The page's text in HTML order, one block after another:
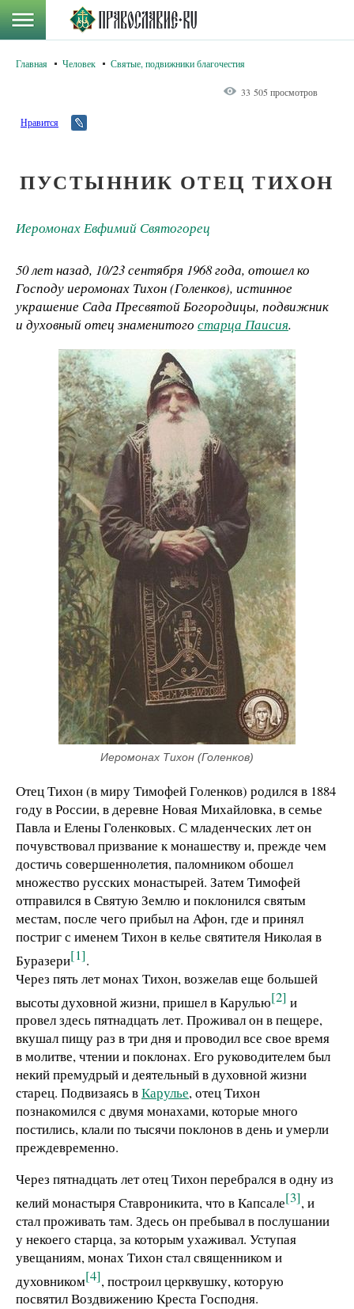
Главная Человек Святые, подвижники благочестия
33 505 просмотров
Нравится
ПУСТЫННИК ОТЕЦ ТИХОН
Иеромонах Евфимий Святогорец
50 лет назад, 10/23 сентября 1968 года, отошел ко
Господу иеромонах Тихон (Голенков), истинное
украшение Сада Пресвятой Богородицы, подвижник
и духовный отец знаменитого старца Паисия.
Иеромонах Тихон (Голенков)
Отец Тихон (в миру Тимофей Голенков) родился в 1884
году в России, в деревне Новая Михайловка, в семье
Павла и Елены Голенковых. С младенческих лет он
почувствовал призвание к монашеству и, прежде чем
достичь совершеннолетия, паломником обошел
множество русских монастырей. Затем Тимофей
отправился в Святую Землю и поклонился святым
местам, после чего прибыл на Афон, где и принял
постриг с именем Тихон в келье святителя Николая в
Буразери[1].
Через пять лет монах Тихон, возжелав еще большей
высоты духовной жизни, пришел в Карулью[2] и
провел здесь пятнадцать лет. Проживал он в пещере,
вкушал пищу раз в три дня и проводил все свое время
в молитве, чтении и поклонах. Его руководителем был
некий премудрый и деятельный в духовной жизни
старец. Подвизаясь вКарулье, отец Тихон
познакомился с двумя монахами, которые много
постились, клали по тысячи поклонов в день и умерли
преждевременно.
Через пятнадцать лет отец Тихон перебрался в одну из
келий монастыря Ставроникита, что в Капсале[3], и
стал проживать там. Здесь он пребывал в послушании
у некоего старца, за которым ухаживал. Уступая
увещаниям, монах Тихон стал священником и
духовником[4], построил церквушку, которую
посвятил Воздвижению Креста Господня.